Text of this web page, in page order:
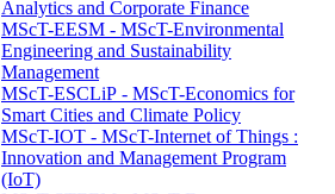
Analytics and Corporate Finance
MScT-EESM - MScT-Environmental
Engineering and Sustainability
Management
MScT-ESCLiP - MScT-Economics for
Smart Cities and Climate Policy
MScT-IOT - MScT-Internet of Things :
Innovation and Management Program
(IoT)